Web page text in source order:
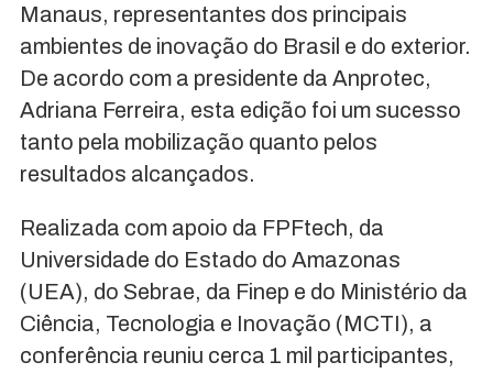
Manaus, representantes dos principais
ambientes de inovação do Brasil e do exterior.
De acordo com a presidente da Anprotec,
Adriana Ferreira, esta edição foi um sucesso
tanto pela mobilização quanto pelos
resultados alcançados.
Realizada com apoio da FPFtech, da
Universidade do Estado do Amazonas
(UEA), do Sebrae, da Finep e do Ministério da
Ciência, Tecnologia e Inovação (MCTI), a
conferência reuniu cerca 1 mil participantes,